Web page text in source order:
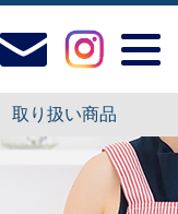
取り扱い商品